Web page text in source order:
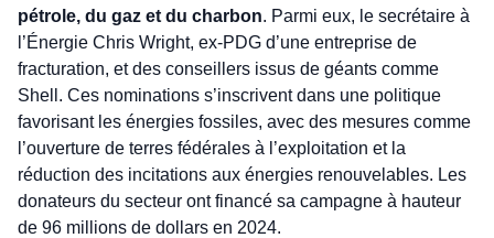
pétrole, du gaz et du charbon. Parmi eux, le secrétaire à
l’Énergie Chris Wright, ex-PDG d’une entreprise de
fracturation, et des conseillers issus de géants comme
Shell. Ces nominations s’inscrivent dans une politique
favorisant les énergies fossiles, avec des mesures comme
l’ouverture de terres fédérales à l’exploitation et la
réduction des incitations aux énergies renouvelables. Les
donateurs du secteur ont financé sa campagne à hauteur
de 96 millions de dollars en 2024.